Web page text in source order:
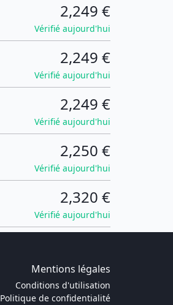
2,249 €
Vérifié aujourd'hui
2,249 €
Vérifié aujourd'hui
2,249 €
Vérifié aujourd'hui
2,250 €
Vérifié aujourd'hui
2,320 €
Vérifié aujourd'hui
Mentions légales
Conditions d'utilisation
Politique de confidentialité